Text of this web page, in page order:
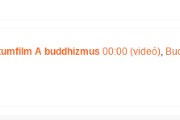
A buddhizmus 00:00 (videó),